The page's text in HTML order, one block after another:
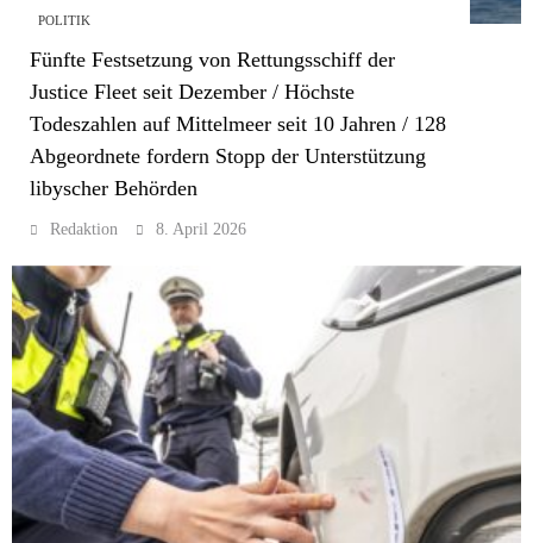
POLITIK
Fünfte Festsetzung von Rettungsschiff der
Justice Fleet seit Dezember / Höchste
Todeszahlen auf Mittelmeer seit 10 Jahren / 128
Abgeordnete fordern Stopp der Unterstützung
libyscher Behörden
Redaktion 8. April 2026